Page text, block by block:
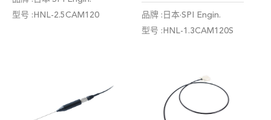
型号 :HNL-2.5CAM120
品牌 :日本·SPI Engin.
型号 :HNL-1.3CAM120S